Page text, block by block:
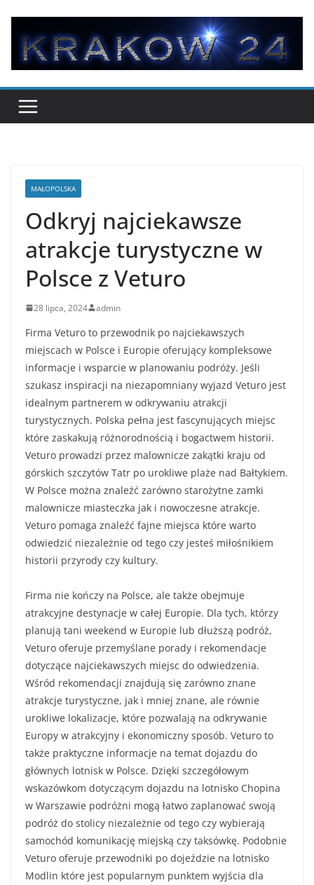
treści
MAŁOPOLSKA
Odkryj najciekawsze
atrakcje turystyczne w
Polsce z Veturo
28 lipca, 2024 admin
Firma Veturo to przewodnik po najciekawszych
miejscach w Polsce i Europie oferujący kompleksowe
informacje i wsparcie w planowaniu podróży. Jeśli
szukasz inspiracji na niezapomniany wyjazd Veturo jest
idealnym partnerem w odkrywaniu atrakcji
turystycznych. Polska pełna jest fascynujących miejsc
które zaskakują różnorodnością i bogactwem historii.
Veturo prowadzi przez malownicze zakątki kraju od
górskich szczytów Tatr po urokliwe plaże nad Bałtykiem.
W Polsce można znaleźć zarówno starożytne zamki
malownicze miasteczka jak i nowoczesne atrakcje.
Veturo pomaga znaleźć fajne miejsca które warto
odwiedzić niezależnie od tego czy jesteś miłośnikiem
historii przyrody czy kultury.
Firma nie kończy na Polsce, ale także obejmuje
atrakcyjne destynacje w całej Europie. Dla tych, którzy
planują tani weekend w Europie lub dłuższą podróż,
Veturo oferuje przemyślane porady i rekomendacje
dotyczące najciekawszych miejsc do odwiedzenia.
Wśród rekomendacji znajdują się zarówno znane
atrakcje turystyczne, jak i mniej znane, ale równie
urokliwe lokalizacje, które pozwalają na odkrywanie
Europy w atrakcyjny i ekonomiczny sposób. Veturo to
także praktyczne informacje na temat dojazdu do
głównych lotnisk w Polsce. Dzięki szczegółowym
wskazówkom dotyczącym dojazdu na lotnisko Chopina
w Warszawie podróżni mogą łatwo zaplanować swoją
podróż do stolicy niezależnie od tego czy wybierają
samochód komunikację miejską czy taksówkę. Podobnie
Veturo oferuje przewodniki po dojeździe na lotnisko
Modlin które jest popularnym punktem wyjścia dla